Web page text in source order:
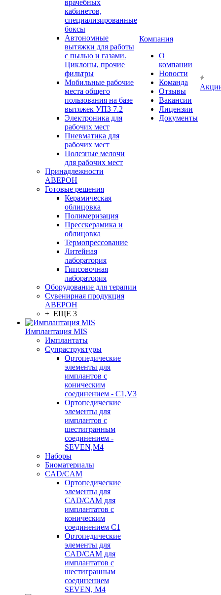
врачебных
кабинетов,
специализированные
боксы
Автономные
вытяжки для работы
с пылью и газами.
Циклоны, прочие
фильтры
Мобильные рабочие
места общего
пользования на базе
вытяжек УПЗ 7.2
Электроника для
рабочих мест
Пневматика для
рабочих мест
Полезные мелочи
для рабочих мест
Принадлежности
АВЕРОН
Готовые решения
Керамическая
облицовка
Полимеризация
Пресскерамика и
облицовка
Термопрессование
Литейная
лаборатория
Гипсовочная
лаборатория
Оборудование для терапии
Сувенирная продукция
АВЕРОН
+ ЕЩЕ 3
Имплантация MIS
Имплантаты
Супраструктуры
Ортопедические
элементы для
имплантов с
коническим
соединением - C1,V3
Ортопедические
элементы для
имплантов с
шестигранным
соединением -
SEVEN,M4
Наборы
Биоматериалы
CAD/CAM
Ортопедические
элементы для
CAD/CAM для
имплантатов с
коническим
соединением С1
Ортопедические
элементы для
CAD/CAM для
имплантатов с
шестигранным
соединением
SEVEN, М4
Компания
О
компании
Новости
Команда
Отзывы
Вакансии
Лицензии
Документы